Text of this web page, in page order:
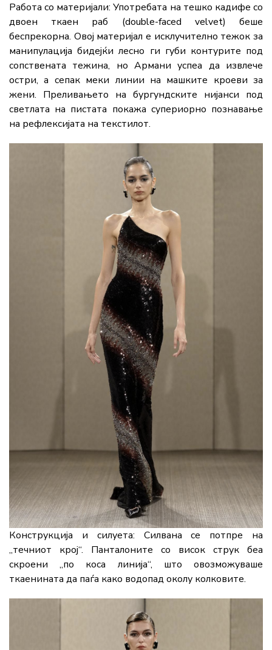
Работа со материјали: Употребата на тешко кадифе со
двоен ткаен раб (double-faced velvet) беше
беспрекорна. Овој материјал е исклучително тежок за
манипулација бидејќи лесно ги губи контурите под
сопствената тежина, но Армани успеа да извлече
остри, а сепак меки линии на машките кроеви за
жени. Преливањето на бургундските нијанси под
светлата на пистата покажа супериорно познавање
на рефлексијата на текстилот.
Конструкција и силуета: Силвана се потпре на
„течниот крој“. Панталоните со висок струк беа
скроени „по коса линија“, што овозможуваше
ткаенината да паѓа како водопад околу колковите.